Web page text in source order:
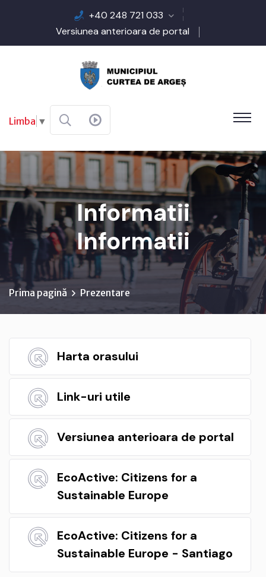
+40 248 721 033
Versiunea anterioara de portal
Limba ▼
Informatii
Informatii
Prima pagină Prezentare
Harta orasului
Link-uri utile
Versiunea anterioara de portal
EcoActive: Citizens for a
Sustainable Europe
EcoActive: Citizens for a
Sustainable Europe - Santiago